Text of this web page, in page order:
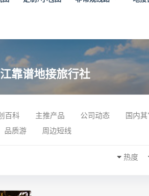
靠谱地接旅行社
百科 主推产品 公司动态 国内
品质游 周边短线
热度